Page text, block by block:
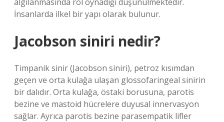
İnsanlarda ilkel bir yapı olarak bulunur.
Jacobson siniri nedir?
Timpanik sinir (Jacobson siniri), petroz kısımdan
geçen ve orta kulağa ulaşan glossofaringeal sinirin
bir dalıdır. Orta kulağa, östaki borusuna, parotis
bezine ve mastoid hücrelere duyusal innervasyon
sağlar. Ayrıca parotis bezine parasempatik lifler